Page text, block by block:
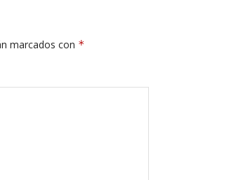
marcados con *